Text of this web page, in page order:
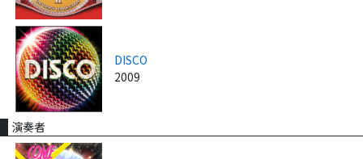
DISCO
2009
演奏者